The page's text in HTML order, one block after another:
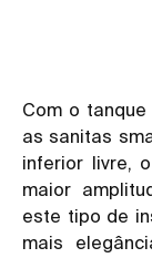
Com o
as sanitas
inferior livre,
maior
este tipo de
mais